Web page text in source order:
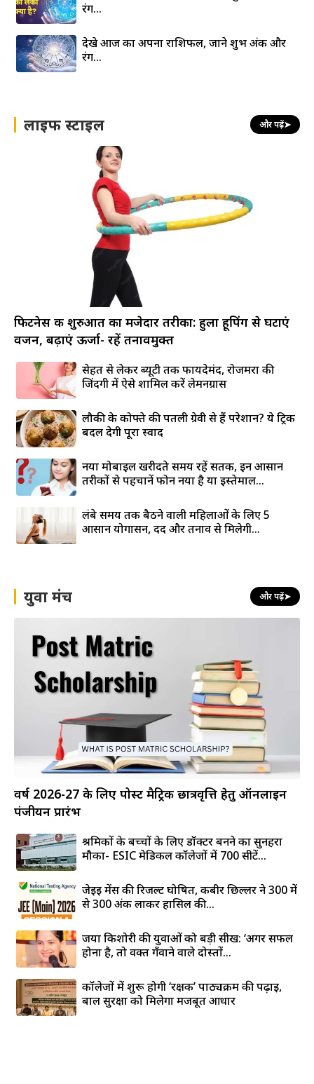
रंग…
देखे आज का अपना राशिफल, जाने शुभ अंक और
रंग…
लाइफ स्टाइल और पढ़ें➤
फिटनेस की शुरुआत का मजेदार तरीका: हुला हूपिंग से घटाएं
वजन, बढ़ाएं ऊर्जा- रहें तनावमुक्त
सेहत से लेकर ब्यूटी तक फायदेमंद, रोजमर्रा की
जिंदगी में ऐसे शामिल करें लेमनग्रास
लौकी के कोफ्ते की पतली ग्रेवी से हैं परेशान? ये ट्रिक
बदल देगी पूरा स्वाद
नया मोबाइल खरीदते समय रहें सतर्क, इन आसान
तरीकों से पहचानें फोन नया है या इस्तेमाल...
लंबे समय तक बैठने वाली महिलाओं के लिए 5
आसान योगासन, दर्द और तनाव से मिलेगी...
युवा मंच और पढ़ें➤
वर्ष 2026-27 के लिए पोस्ट मैट्रिक छात्रवृत्ति हेतु ऑनलाइन
पंजीयन प्रारंभ
श्रमिकों के बच्चों के लिए डॉक्टर बनने का सुनहरा
मौका- ESIC मेडिकल कॉलेजों में 700 सीटें...
जेईई मेंस की रिजल्ट घोषित, कबीर छिल्लर ने 300 में
से 300 अंक लाकर हासिल की...
जया किशोरी की युवाओं को बड़ी सीख: ‘अगर सफल
होना है, तो वक्त गँवाने वाले दोस्तों...
कॉलेजों में शुरू होगी ‘रक्षक’ पाठ्यक्रम की पढ़ाई,
बाल सुरक्षा को मिलेगा मजबूत आधार